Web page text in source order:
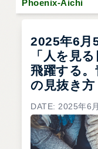
Phoenix-Aichi
2025年6月
「人を見
飛躍する
の見抜き方
DATE: 2025年6